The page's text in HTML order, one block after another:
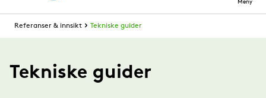
Meny
Referanser & innsikt Tekniske guider
Tekniske guider